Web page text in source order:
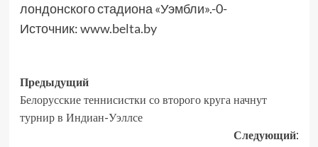
лондонского стадиона «Уэмбли».-0-
Источник:www.belta.by
Предыдущий
Белорусские теннисистки со второго круга начнут
турнир в Индиан-Уэллсе
Следующий: